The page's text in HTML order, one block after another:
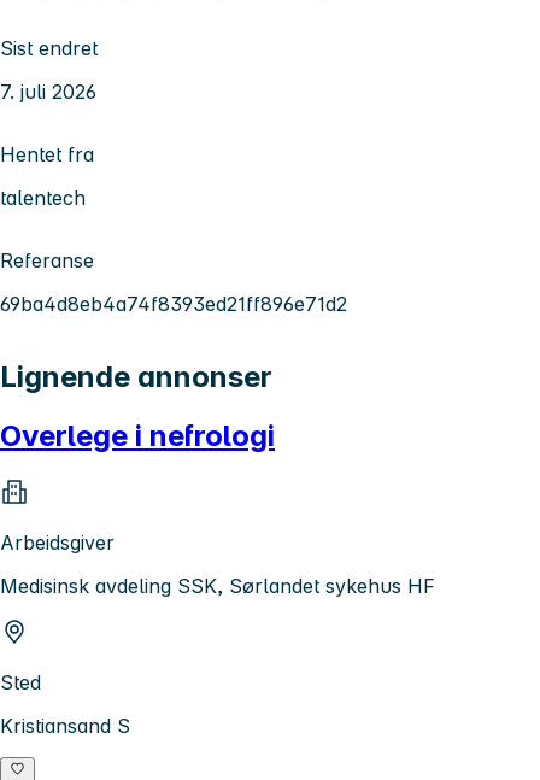
Sist endret
7. juli 2026
Hentet fra
talentech
Referanse
69ba4d8eb4a74f8393ed21ff896e71d2
Lignende annonser
Overlege i nefrologi
Arbeidsgiver
Medisinsk avdeling SSK, Sørlandet sykehus HF
Sted
Kristiansand S